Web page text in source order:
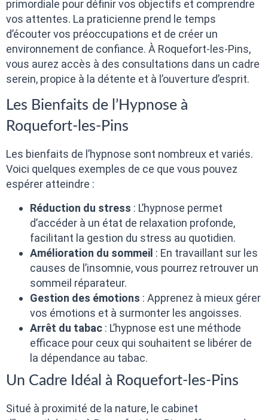
primordiale pour définir vos objectifs et comprendre
vos attentes. La praticienne prend le temps
d’écouter vos préoccupations et de créer un
environnement de confiance. À Roquefort-les-Pins,
vous aurez accès à des consultations dans un cadre
serein, propice à la détente et à l’ouverture d’esprit.
Les Bienfaits de l’Hypnose à
Roquefort-les-Pins
Les bienfaits de l’hypnose sont nombreux et variés.
Voici quelques exemples de ce que vous pouvez
espérer atteindre :
Réduction du stress : L’hypnose permet
d’accéder à un état de relaxation profonde,
facilitant la gestion du stress au quotidien.
Amélioration du sommeil : En travaillant sur les
causes de l’insomnie, vous pourrez retrouver un
sommeil réparateur.
Gestion des émotions : Apprenez à mieux gérer
vos émotions et à surmonter les angoisses.
Arrêt du tabac : L’hypnose est une méthode
efficace pour ceux qui souhaitent se libérer de
la dépendance au tabac.
Un Cadre Idéal à Roquefort-les-Pins
Situé à proximité de la nature, le cabinet